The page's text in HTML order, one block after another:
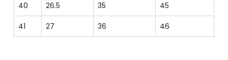
40 26.5 35 45
41 27 36 46